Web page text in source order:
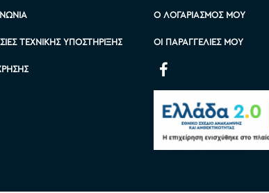
ΤΕΧΝΙΚΉΣ ΥΠΟΣΤΉΡΙΞΗΣ
Ο ΛΟΓΑΡΙΑΣΜΌΣ ΜΟΥ
ΟΙ ΠΑΡΑΓΓΕΛΊΕΣ ΜΟΥ